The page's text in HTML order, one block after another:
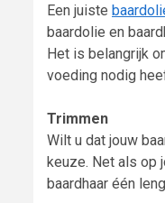
Een juiste
baardolie en
Het is belangrijk
voeding nodig
Trimmen
Wilt u dat jouw
keuze. Net als op
baardhaar één